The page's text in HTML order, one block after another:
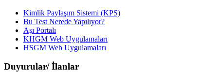
Kimlik Paylaşım Sistemi (KPS)
Bu Test Nerede Yapılıyor?
Aşı Portalı
KHGM Web Uygulamaları
HSGM Web Uygulamaları
Duyurular/ İlanlar